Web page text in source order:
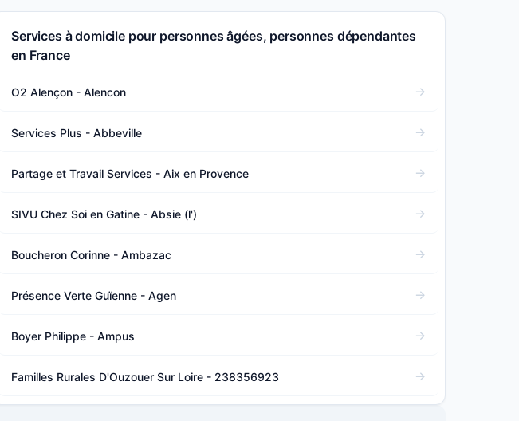
Services à domicile pour personnes âgées, personnes dépendantes
en France
O2 Alençon - Alencon
Services Plus - Abbeville
Partage et Travail Services - Aix en Provence
SIVU Chez Soi en Gatine - Absie (l')
Boucheron Corinne - Ambazac
Présence Verte Guïenne - Agen
Boyer Philippe - Ampus
Familles Rurales D'Ouzouer Sur Loire - 238356923